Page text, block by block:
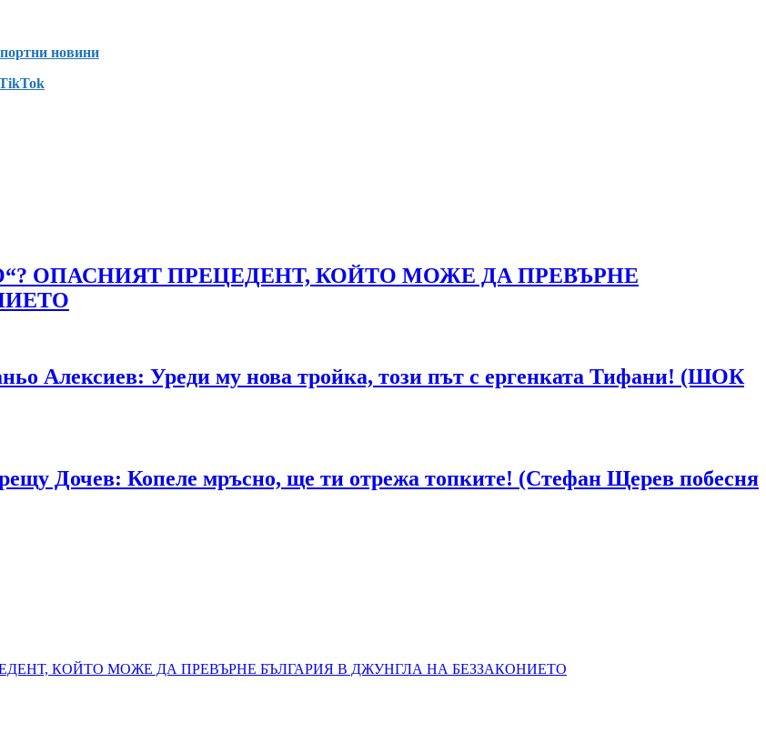
новини
ОПАСНИЯТ ПРЕЦЕДЕНТ, КОЙТО МОЖЕ ДА ПРЕВЪРНЕ
Алексиев: Уреди му нова тройка, този път с ергенката Тифани! (ШОК
Дочев: Копеле мръсно, ще ти отрежа топките! (Стефан Щерев побесня
КОЙТО МОЖЕ ДА ПРЕВЪРНЕ БЪЛГАРИЯ В ДЖУНГЛА НА БЕЗЗАКОНИЕТО